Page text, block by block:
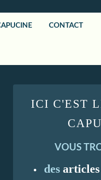
CONTACT
ICI C'EST
VOUS
des